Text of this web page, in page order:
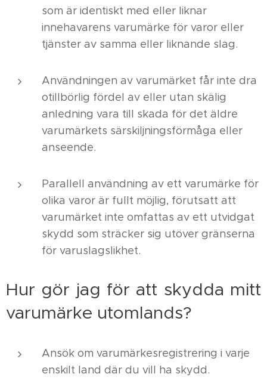
som är identiskt med eller liknar
innehavarens varumärke för varor eller
tjänster av samma eller liknande slag.
Användningen av varumärket får inte dra
otillbörlig fördel av eller utan skälig
anledning vara till skada för det äldre
varumärkets särskiljningsförmåga eller
anseende.
Parallell användning av ett varumärke för
olika varor är fullt möjlig, förutsatt att
varumärket inte omfattas av ett utvidgat
skydd som sträcker sig utöver gränserna
för varuslagslikhet.
Hur gör jag för att skydda mitt
varumärke utomlands?
Ansök om varumärkesregistrering i varje
enskilt land där du vill ha skydd.